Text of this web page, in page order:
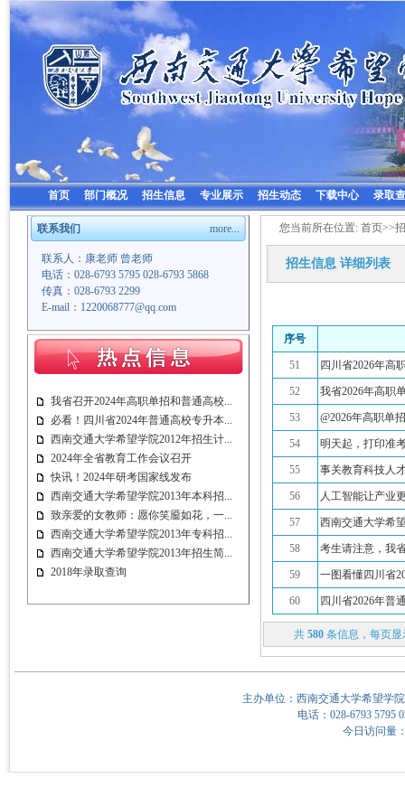
首页 部门概况 招生信息 专业展示 招生动态 下载中心 录取
联系我们 more...
联系人：康老师 曾老师
电话：028-6793 5795 028-6793 5868
传真：028-6793 2299
E-mail：1220068777@qq.com
我省召开2024年高职单招和普通高校...
必看！四川省2024年普通高校专升本...
西南交通大学希望学院2012年招生计...
2024年全省教育工作会议召开
快讯！2024年研考国家线发布
西南交通大学希望学院2013年本科招...
致亲爱的女教师：愿你笑靥如花，一...
西南交通大学希望学院2013年专科招...
西南交通大学希望学院2013年招生简...
2018年录取查询
您当前所在位置: 首页>>
招生信息详细列表
序号
51 四川省2026年高
52 我省2026年高职
53 @2026年高职单
54 明天起，打印准
55 事关教育科技人
56 人工智能让产业
57 西南交通大学希
58 考生请注意，我
59 一图看懂四川省
60 四川省2026年普
共580 条信息，每页
主办单位：西南交通大学希望学
电话：028-6793 5795
今日访问量